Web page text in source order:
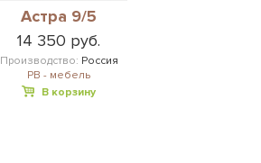
Астра 9/5
14 350 руб.
Производство: Россия
РВ - мебель
В корзину